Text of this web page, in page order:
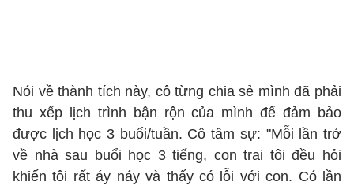
Nói về thành tích này, cô từng chia sẻ mình đã phải
thu xếp lịch trình bận rộn của mình để đảm bảo
được lịch học 3 buổi/tuần. Cô tâm sự: "Mỗi lần trở
về nhà sau buổi học 3 tiếng, con trai tôi đều hỏi
khiến tôi rất áy náy và thấy có lỗi với con. Có lần